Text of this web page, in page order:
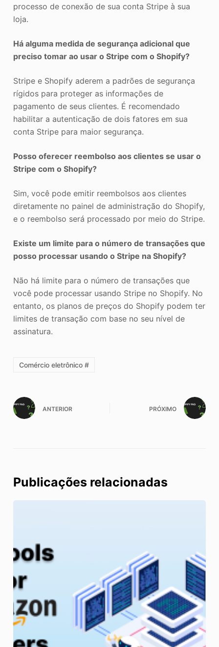
processo de conexão de sua conta Stripe à sua
loja.
Há alguma medida de segurança adicional que
preciso tomar ao usar o Stripe com o Shopify?
Stripe e Shopify aderem a padrões de segurança
rígidos para proteger as informações de
pagamento de seus clientes. É recomendado
habilitar a autenticação de dois fatores em sua
conta Stripe para maior segurança.
Posso oferecer reembolso aos clientes se usar o
Stripe com o Shopify?
Sim, você pode emitir reembolsos aos clientes
diretamente no painel de administração do Shopify,
e o reembolso será processado por meio do Stripe.
Existe um limite para o número de transações que
posso processar usando o Stripe na Shopify?
Não há limite para o número de transações que
você pode processar usando Stripe no Shopify. No
entanto, os planos de preços do Shopify podem ter
limites de transação com base no seu nível de
assinatura.
Comércio eletrônico #
ANTERIOR PRÓXIMO
Publicações relacionadas